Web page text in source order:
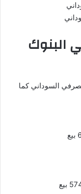
البنوك
السوداني كما